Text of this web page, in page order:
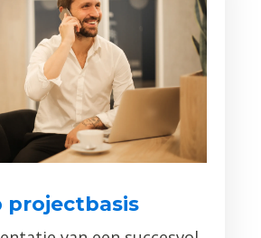
projectbasis